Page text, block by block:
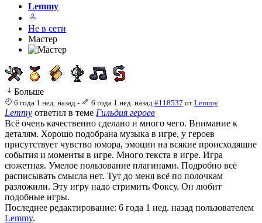
Lemmy
Не в сети
Мастер
Больше
6 года 1 нед. назад - 6 года 1 нед. назад #118537 от Lemmy
Lemmy ответил в теме Гильдия героев
Всё очень качественно сделано и много чего. Внимание к
деталям. Хорошо подобрана музыка в игре, у героев
присутствует чувство юмора, эмоции на всякие происходящие
события и моменты в игре. Много текста в игре. Игра
сюжетная. Умелое пользование плагинами. Подробно всё
расписывать смысла нет. Тут до меня всё по полочкам
разложили. Эту игру надо стримить Фоксу. Он любит
подобные игры.
Последнее редактирование: 6 года 1 нед. назад пользователем
Lemmy.